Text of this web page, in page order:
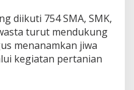
diikuti 754 SMA, SMK,
turut mendukung
menanamkan jiwa
kegiatan pertanian